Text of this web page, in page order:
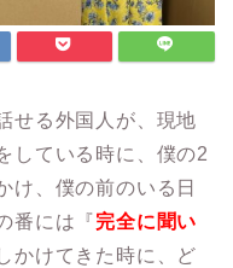
せる外国人が、現地
している時に、僕の2
け、僕の前のいる日
番には『完全に聞い
かけてきた時に、ど